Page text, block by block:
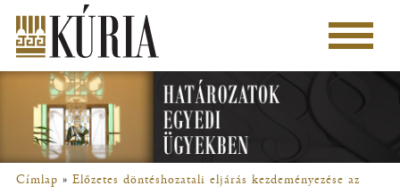
tartalomra
Főmenü
Címlap
Előzetes döntéshozatali eljárás kezdeményezése az